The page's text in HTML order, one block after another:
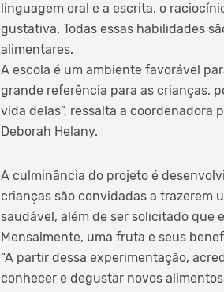
linguagem oral e a escrita, o
gustativa. Todas essas habilidades
alimentares.
A escola é um ambiente favorável
grande referência para as crianças,
vida delas”, ressalta a coordenadora
Deborah Helany.
A culminância do projeto é
crianças são convidadas a trazerem
saudável, além de ser solicitado
Mensalmente, uma fruta e seus
“A partir dessa experimentação,
conhecer e degustar novos